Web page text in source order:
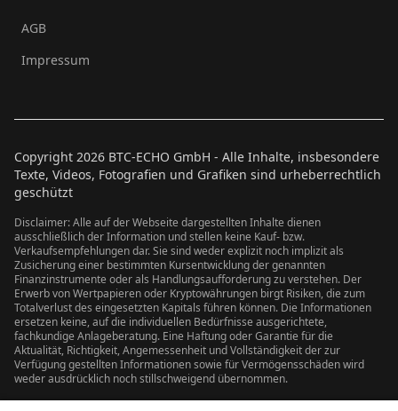
AGB
Impressum
Copyright 2026 BTC-ECHO GmbH - Alle Inhalte, insbesondere
Texte, Videos, Fotografien und Grafiken sind urheberrechtlich
geschützt
Disclaimer: Alle auf der Webseite dargestellten Inhalte dienen
ausschließlich der Information und stellen keine Kauf- bzw.
Verkaufsempfehlungen dar. Sie sind weder explizit noch implizit als
Zusicherung einer bestimmten Kursentwicklung der genannten
Finanzinstrumente oder als Handlungsaufforderung zu verstehen. Der
Erwerb von Wertpapieren oder Kryptowährungen birgt Risiken, die zum
Totalverlust des eingesetzten Kapitals führen können. Die Informationen
ersetzen keine, auf die individuellen Bedürfnisse ausgerichtete,
fachkundige Anlageberatung. Eine Haftung oder Garantie für die
Aktualität, Richtigkeit, Angemessenheit und Vollständigkeit der zur
Verfügung gestellten Informationen sowie für Vermögensschäden wird
weder ausdrücklich noch stillschweigend übernommen.